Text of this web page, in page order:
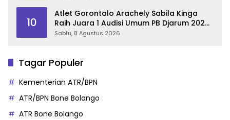
10
Atlet Gorontalo Arachely Sabila Kinga
Raih Juara 1 Audisi Umum PB Djarum 2026
di Makassar
Sabtu, 8 Agustus 2026
Tagar Populer
Kementerian ATR/BPN
ATR/BPN Bone Bolango
ATR Bone Bolango